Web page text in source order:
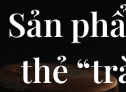
Sản
thẻ